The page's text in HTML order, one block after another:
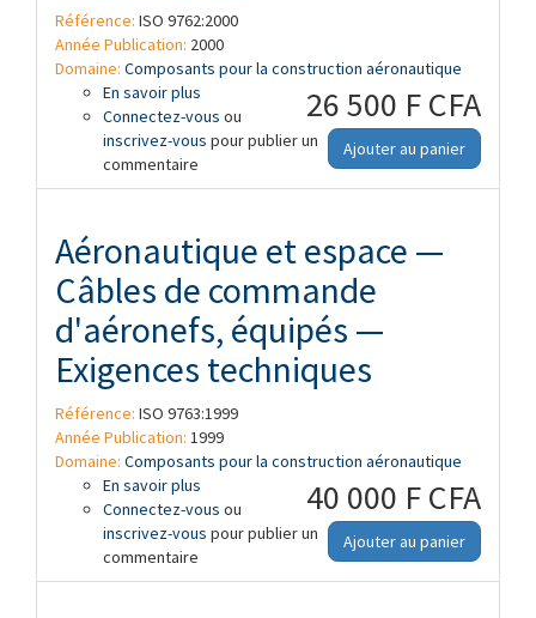
Référence: ISO 9762:2000
Année Publication: 2000
Domaine: Composants pour la construction aéronautique
26 500 F CFA
Ajouter au panier
En savoir plus à propos de Aéronautique et espace —
Câbles de commande d'aéronefs,
équipés — Dimensions et combinaison
Connectez-vous ou
inscrivez-vous pour publier un
commentaire
Aéronautique et espace —
Câbles de commande
d'aéronefs, équipés —
Exigences techniques
Référence: ISO 9763:1999
Année Publication: 1999
Domaine: Composants pour la construction aéronautique
40 000 F CFA
Ajouter au panier
En savoir plus à propos de Aéronautique et espace —
Câbles de commande d'aéronefs,
équipés — Exigences techniques
Connectez-vous ou
inscrivez-vous pour publier un
commentaire